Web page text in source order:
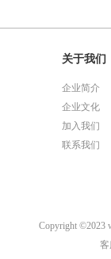
关于我们
企业简介
企业文化
加入我们
联系我们
Copyright ©2023
客